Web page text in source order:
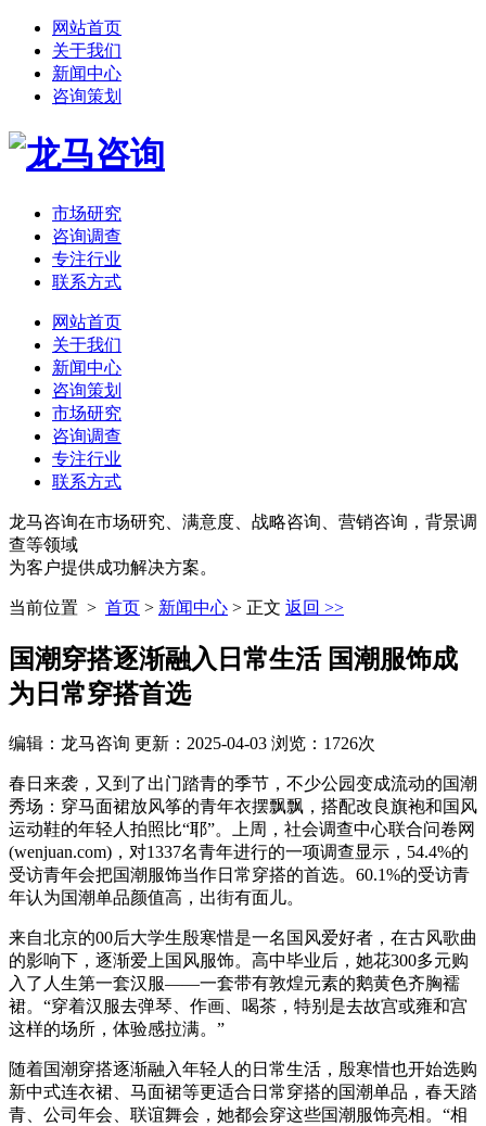
网站首页
关于我们
新闻中心
咨询策划
市场研究
咨询调查
专注行业
联系方式
网站首页
关于我们
新闻中心
咨询策划
市场研究
咨询调查
专注行业
联系方式
龙马咨询在市场研究、满意度、战略咨询、营销咨询，背景调
查等领域
为客户提供成功解决方案。
当前位置 > 首页 > 新闻中心 > 正文 返回 >>
国潮穿搭逐渐融入日常生活 国潮服饰成
为日常穿搭首选
编辑：龙马咨询 更新：2025-04-03 浏览：1726次
春日来袭，又到了出门踏青的季节，不少公园变成流动的国潮
秀场：穿马面裙放风筝的青年衣摆飘飘，搭配改良旗袍和国风
运动鞋的年轻人拍照比“耶”。上周，社会调查中心联合问卷网
(wenjuan.com)，对1337名青年进行的一项调查显示，54.4%的
受访青年会把国潮服饰当作日常穿搭的首选。60.1%的受访青
年认为国潮单品颜值高，出街有面儿。
来自北京的00后大学生殷寒惜是一名国风爱好者，在古风歌曲
的影响下，逐渐爱上国风服饰。高中毕业后，她花300多元购
入了人生第一套汉服——一套带有敦煌元素的鹅黄色齐胸襦
裙。“穿着汉服去弹琴、作画、喝茶，特别是去故宫或雍和宫
这样的场所，体验感拉满。”
随着国潮穿搭逐渐融入年轻人的日常生活，殷寒惜也开始选购
新中式连衣裙、马面裙等更适合日常穿搭的国潮单品，春天踏
青、公司年会、联谊舞会，她都会穿这些国潮服饰亮相。“相